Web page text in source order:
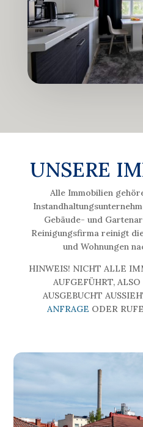
UNSERE
Alle Immobilien
Gebäude- und
Reinigungsfirma reinigt
und Wohnungen
HINWEIS! NICHT ALLE
AUFGEFÜHRT,
AUSGEBUCHT
ANFRAGE ODER